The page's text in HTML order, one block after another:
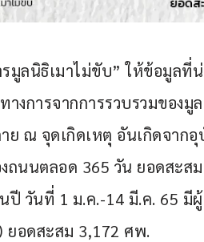
มูลนิธิเมาไม่ขับ” ให้ข้อมูลที่
างการจากการรวบรวมของ
ย ณ จุดเกิดเหตุ อันเกิดจาก
นนตลอด 365 วัน ยอดสะส
วันที่ 1 ม.ค.-14 มี.ค. 65 มี
ยอดสะสม 3,172 ศพ.